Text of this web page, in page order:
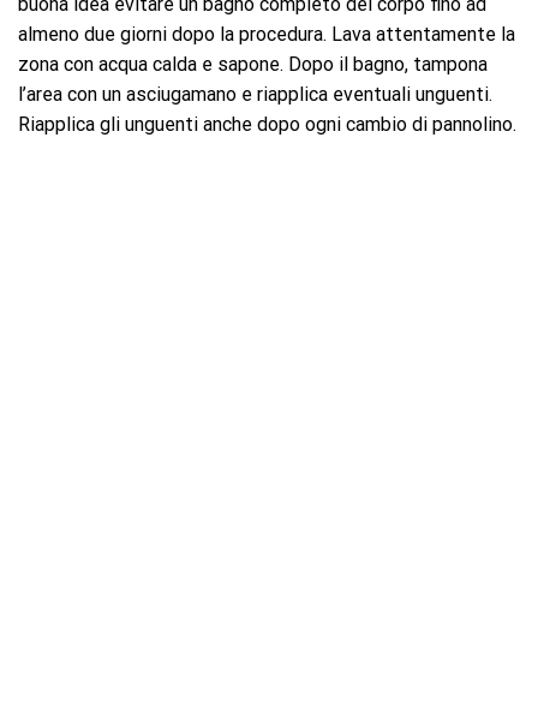
buona idea evitare un bagno completo del corpo fino ad
almeno due giorni dopo la procedura. Lava attentamente la
zona con acqua calda e sapone. Dopo il bagno, tampona
l’area con un asciugamano e riapplica eventuali unguenti.
Riapplica gli unguenti anche dopo ogni cambio di pannolino.